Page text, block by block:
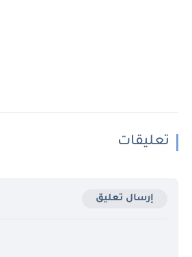
تعليقات
إرسال تعليق